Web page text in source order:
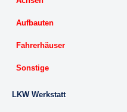
Aufbauten
Fahrerhäuser
Sonstige
LKW Werkstatt